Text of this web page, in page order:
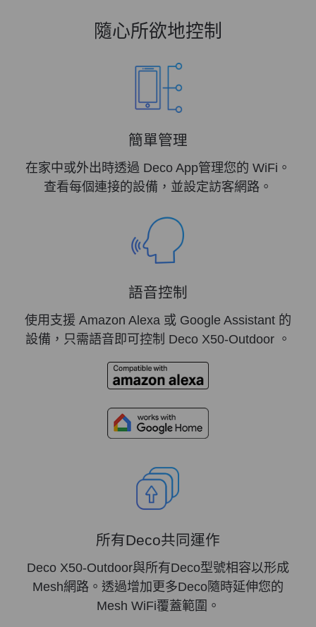
隨心所欲地控制
簡單管理
在家中或外出時透過 Deco App管理您的 WiFi。
查看每個連接的設備，並設定訪客網路。
語音控制
使用支援 Amazon Alexa 或 Google Assistant 的
設備，只需語音即可控制 Deco X50-Outdoor 。
所有Deco共同運作
Deco X50-Outdoor與所有Deco型號相容以形成
Mesh網路。透過增加更多Deco隨時延伸您的
Mesh WiFi覆蓋範圍。